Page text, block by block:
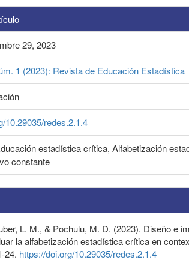
29, 2023
1 (2023): Revista de Educación Estadística
10.29035/redes.2.1.4
estadística crítica, Alfabetización
constante
L. M., & Pochulu, M. D. (2023). Diseño e
la alfabetización estadística crítica en
24. https://doi.org/10.29035/redes.2.1.4